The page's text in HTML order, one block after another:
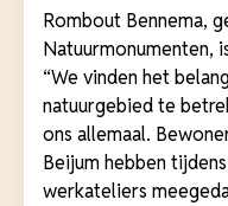
Rombout Bennema,
Natuurmonumenten,
“We vinden het
natuurgebied te
ons allemaal.
Beijum hebben
werkateliers